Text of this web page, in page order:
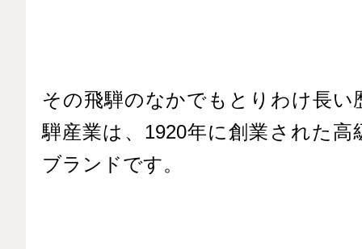
その飛騨のなかでもとりわけ長い
騨産業は、1920年に創業された高
ブランドです。